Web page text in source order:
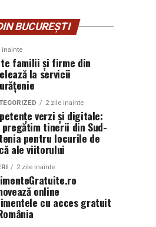
BUCUREȘTI
inainte
familii și firme din
la servicii
2 zile inainte
verzi și digitale:
pregătim tinerii din Sud-
pentru locurile de
ale viitorului
2 zile inainte
online
cu acces gratuit